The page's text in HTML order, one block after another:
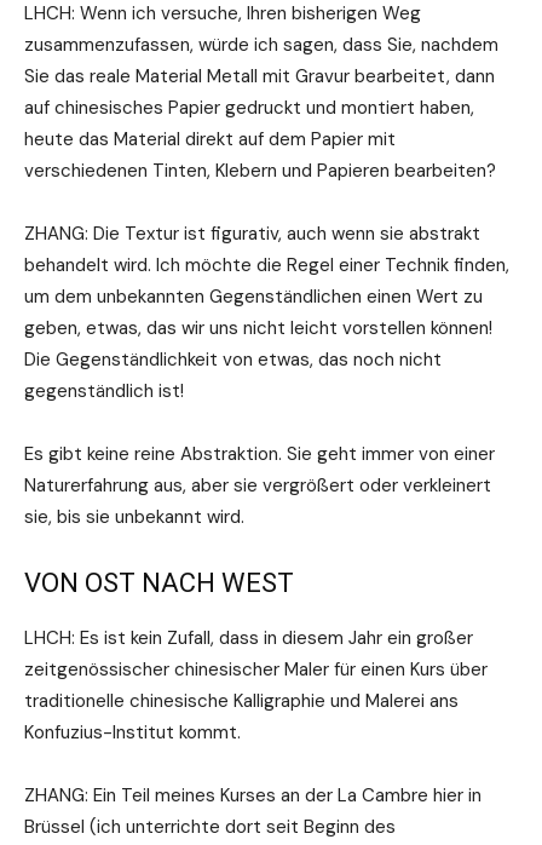
LHCH: Wenn ich versuche, Ihren bisherigen Weg
zusammenzufassen, würde ich sagen, dass Sie, nachdem
Sie das reale Material Metall mit Gravur bearbeitet, dann
auf chinesisches Papier gedruckt und montiert haben,
heute das Material direkt auf dem Papier mit
verschiedenen Tinten, Klebern und Papieren bearbeiten?
ZHANG: Die Textur ist figurativ, auch wenn sie abstrakt
behandelt wird. Ich möchte die Regel einer Technik finden,
um dem unbekannten Gegenständlichen einen Wert zu
geben, etwas, das wir uns nicht leicht vorstellen können!
Die Gegenständlichkeit von etwas, das noch nicht
gegenständlich ist!
Es gibt keine reine Abstraktion. Sie geht immer von einer
Naturerfahrung aus, aber sie vergrößert oder verkleinert
sie, bis sie unbekannt wird.
VON OST NACH WEST
LHCH: Es ist kein Zufall, dass in diesem Jahr ein großer
zeitgenössischer chinesischer Maler für einen Kurs über
traditionelle chinesische Kalligraphie und Malerei ans
Konfuzius-Institut kommt.
ZHANG: Ein Teil meines Kurses an der La Cambre hier in
Brüssel (ich unterrichte dort seit Beginn des